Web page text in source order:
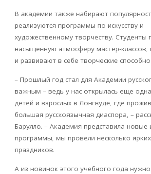
В академии также набирают
реализуются программы по искусству и
художественному творчеству. Студенты
насыщенную атмосферу мастер-классов,
и развивают в себе творческие
– Прошлый год стал для Академии
важным – ведь у нас открылась еще
детей и взрослых в Лонгвуде, где
большая русскоязычная диаспора, –
Барулло. – Академия представила новые
программы, мы провели несколько
праздников.
А из новинок этого учебного года